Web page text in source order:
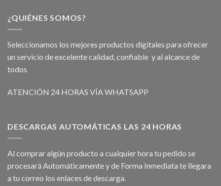
¿QUIÉNES SOMOS?
Seleccionamos los mejores productos digitales para ofrecer
un servicio de excelente calidad, confiable y al alcance de
todos
ATENCIÓN 24 HORAS VÍA WHATSAPP
DESCARGAS AUTOMÁTICAS LAS 24 HORAS
Al comprar algún producto a cualquier hora tu pedido se
procesará Automáticamente y de Forma Inmediata te llegara
a tu correo los enlaces de descarga.